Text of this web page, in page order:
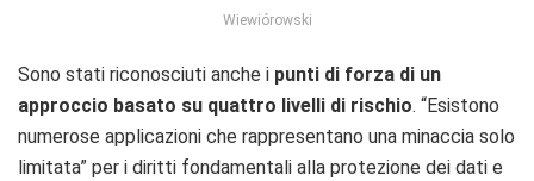
Wiewiórowski
Sono stati riconosciuti anche i punti di forza di un
approccio basato su quattro livelli di rischio. “Esistono
numerose applicazioni che rappresentano una minaccia solo
limitata” per i diritti fondamentali alla protezione dei dati e